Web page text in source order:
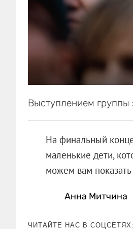
Выступлением группы
На финальный
маленькие дети,
можем вам
Анна Митчина
ЧИТАЙТЕ НАС В СОЦСЕТЯХ: